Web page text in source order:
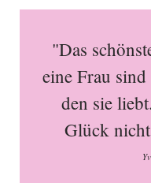
"Das
eine Frau
den sie
Glück